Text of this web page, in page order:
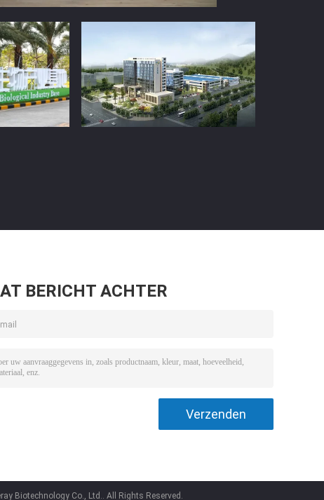
BERICHT ACHTER
Biotechnology Co., Ltd.. All Rights Reserved.